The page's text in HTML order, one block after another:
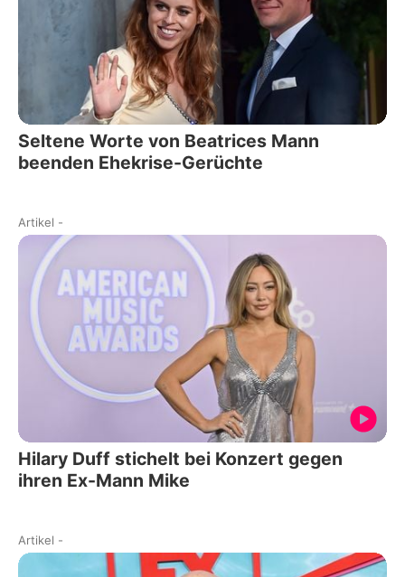
Seltene Worte von Beatrices Mann
beenden Ehekrise-Gerüchte
Artikel -
Hilary Duff stichelt bei Konzert gegen
ihren Ex-Mann Mike
Artikel -